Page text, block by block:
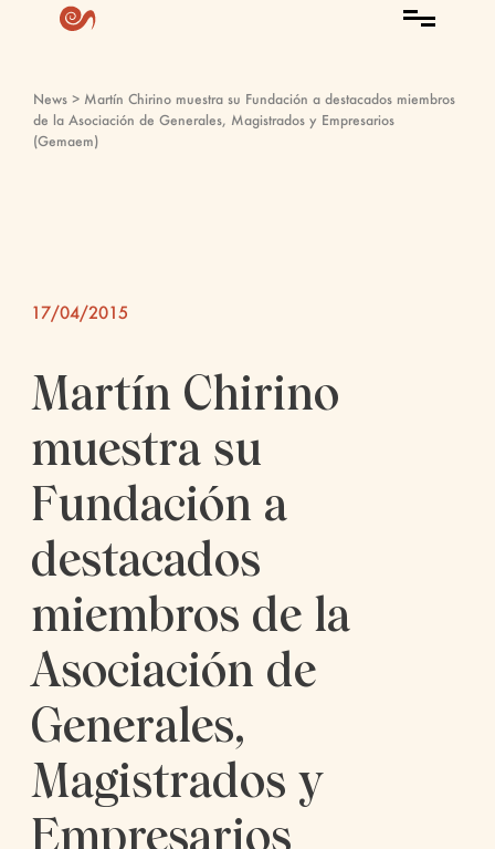
News > Martín Chirino muestra su Fundación a destacados miembros
de la Asociación de Generales, Magistrados y Empresarios
(Gemaem)
17/04/2015
Martín Chirino
muestra su
Fundación a
destacados
miembros de la
Asociación de
Generales,
Magistrados y
Empresarios